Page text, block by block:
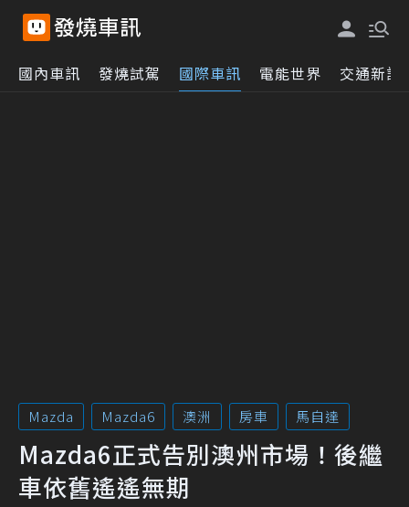
國內車訊 發燒試駕 國際車訊 電能世界 交通新訊
Mazda Mazda6 澳洲 房車 馬自達
Mazda6正式告別澳州市場！後繼
車依舊遙遙無期